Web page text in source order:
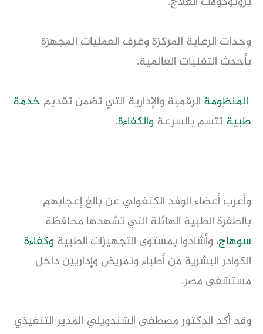
وحدات الرعاية المركزة وغرف العمليات المجهزة
بأحدث التقنيات العالمية.
المنظومة الرقمية والإدارية التي تضمن تقديم خدمة
طبية تتسم بالسرعةوالكفاءة.
وأعرب أعضاء الوفد الكنغولي عن بالغ إعجابهم
بالطفرة الطبية الهائلة التي تشهدها محافظة
سوهاج، وأشادوا بمستوى التجهيزات الطبيةوكفاءة
الكوادر البشرية من أطباء وتمريض وإداريين داخل
مستشفى مصر.
وقد أكد الدكتور مصطفى الشندويلي المدير التنفيذي